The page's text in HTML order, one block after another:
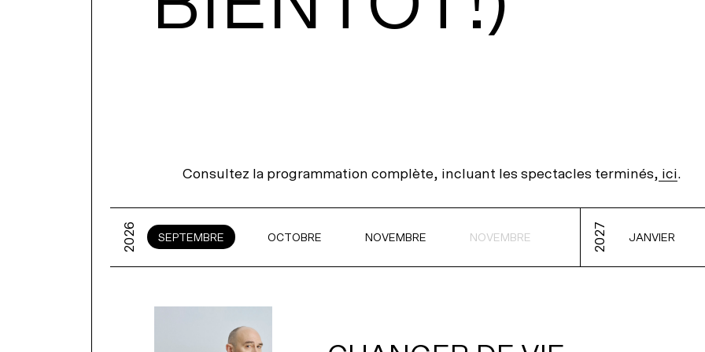
NOUS JOINDRE
Consultez la programmation complète, incluant les spectacles terminés, ici.
2026 SEPTEMBRE OCTOBRE NOVEMBRE NOVEMBRE 2027 JANVIER